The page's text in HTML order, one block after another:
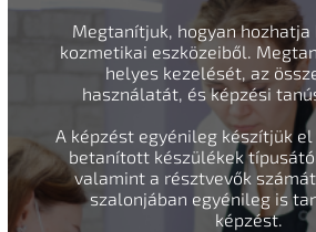
Megtanítjuk, hogyan
kozmetikai eszközeiből.
helyes kezelését, az
használatát, és képzési
A képzést egyénileg készítjük el
betanított készülékek
valamint a résztvevők
szalonjában egyénileg is
képzést.